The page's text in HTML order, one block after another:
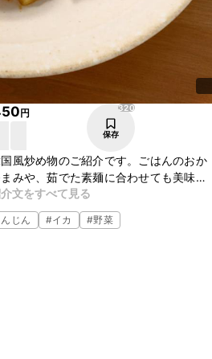
円 320
保存
風炒め物のご紹介です。ごはんのおか
みや、茹でた素麺に合わせても美味し
は、粉唐辛子を多めに入れてお召し上
文をすべて見る
じん #イカ #野菜